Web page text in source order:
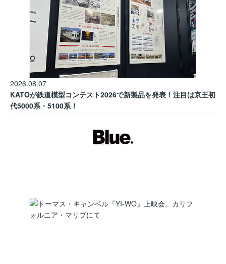
2026.08.07
KATOが鉄道模型コンテスト2026で新製品を発表！注目は京王初
代5000系・5100系！